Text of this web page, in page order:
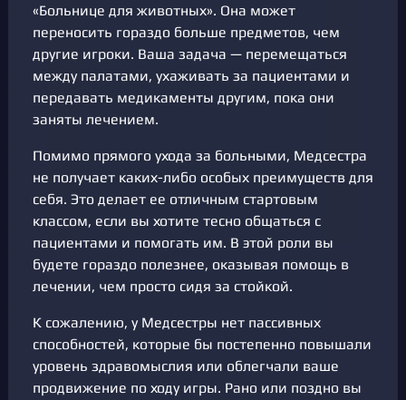
«Больнице для животных». Она может
переносить гораздо больше предметов, чем
другие игроки. Ваша задача — перемещаться
между палатами, ухаживать за пациентами и
передавать медикаменты другим, пока они
заняты лечением.
Помимо прямого ухода за больными, Медсестра
не получает каких-либо особых преимуществ для
себя. Это делает ее отличным стартовым
классом, если вы хотите тесно общаться с
пациентами и помогать им. В этой роли вы
будете гораздо полезнее, оказывая помощь в
лечении, чем просто сидя за стойкой.
К сожалению, у Медсестры нет пассивных
способностей, которые бы постепенно повышали
уровень здравомыслия или облегчали ваше
продвижение по ходу игры. Рано или поздно вы